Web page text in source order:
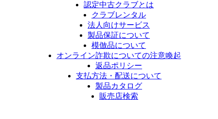
認定中古クラブとは
クラブレンタル
法人向けサービス
製品保証について
模倣品について
オンライン詐欺についての注意喚起
返品ポリシー
支払方法・配送について
製品カタログ
販売店検索